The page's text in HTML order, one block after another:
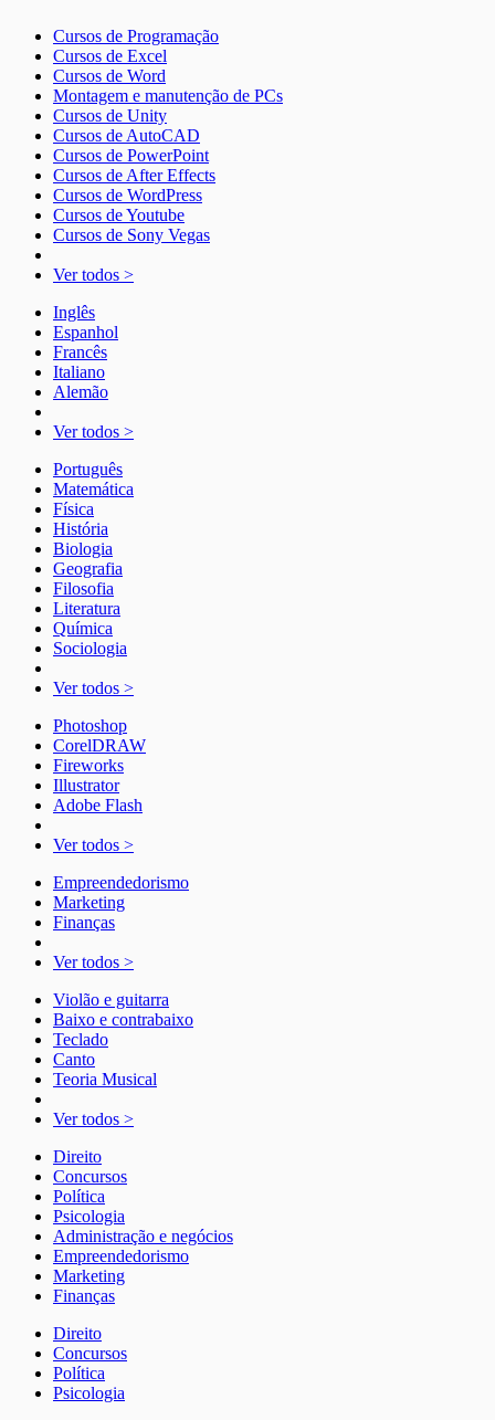
Cursos de Programação
Cursos de Excel
Cursos de Word
Montagem e manutenção de PCs
Cursos de Unity
Cursos de AutoCAD
Cursos de PowerPoint
Cursos de After Effects
Cursos de WordPress
Cursos de Youtube
Cursos de Sony Vegas
Ver todos >
Inglês
Espanhol
Francês
Italiano
Alemão
Ver todos >
Português
Matemática
Física
História
Biologia
Geografia
Filosofia
Literatura
Química
Sociologia
Ver todos >
Photoshop
CorelDRAW
Fireworks
Illustrator
Adobe Flash
Ver todos >
Empreendedorismo
Marketing
Finanças
Ver todos >
Violão e guitarra
Baixo e contrabaixo
Teclado
Canto
Teoria Musical
Ver todos >
Direito
Concursos
Política
Psicologia
Administração e negócios
Empreendedorismo
Marketing
Finanças
Direito
Concursos
Política
Psicologia